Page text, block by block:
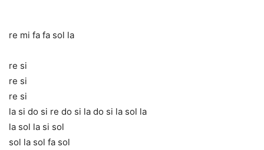
re mi fa fa sol la
re si
re si
re si
la si do si re do si la do si la sol la
la sol la si sol
sol la sol fa sol